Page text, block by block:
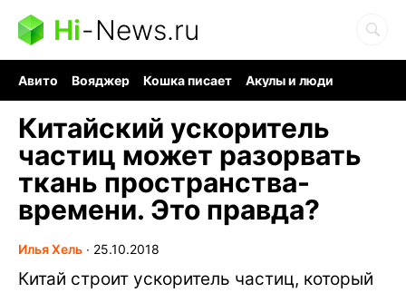
Hi-News.ru
Авито Вояджер Кошка писает
Акулы и люди
Китайский ускоритель
частиц может разорвать
ткань пространства-
времени. Это правда?
Илья Хель ∙ 25.10.2018
Китай строит ускоритель частиц, который